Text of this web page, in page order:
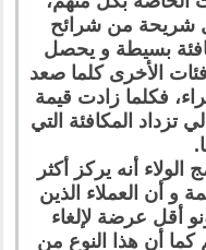
شريحة من شرائح
بسيطة و يحصل
الأخرى كلما صعد
فكلما زادت قيمة
تزداد المكافئة التي
أنه يركز أكثر
و أن العملاء الذين
أقل عرضة لإلغاء
كما أن هذا النوع من